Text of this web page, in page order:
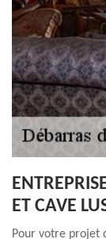
ET CAVE
Pour votre projet